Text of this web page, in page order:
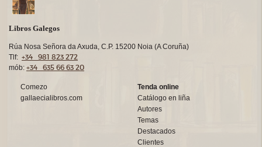
Libros Galegos
Rúa Nosa Señora da Axuda, C.P. 15200 Noia (A Coruña)
Tlf: +34 981 823 272
mób: +34 635 66 63 20
Comezo
gallaecialibros.com
Tenda online
Catálogo en liña
Autores
Temas
Destacados
Clientes